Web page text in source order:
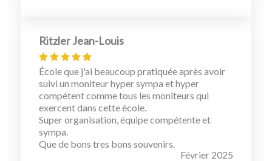
Ritzler Jean-Louis
École que j'ai beaucoup pratiquée après avoir
suivi un moniteur hyper sympa et hyper
compétent comme tous les moniteurs qui
exercent dans cette école.
Super organisation, équipe compétente et
sympa.
Que de bons tres bons souvenirs.
Février 2025